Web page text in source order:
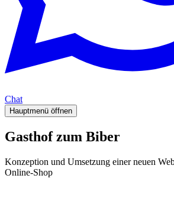
Chat
Hauptmenü öffnen
Gasthof zum Biber
Konzeption und Umsetzung einer neuen
Online-Shop